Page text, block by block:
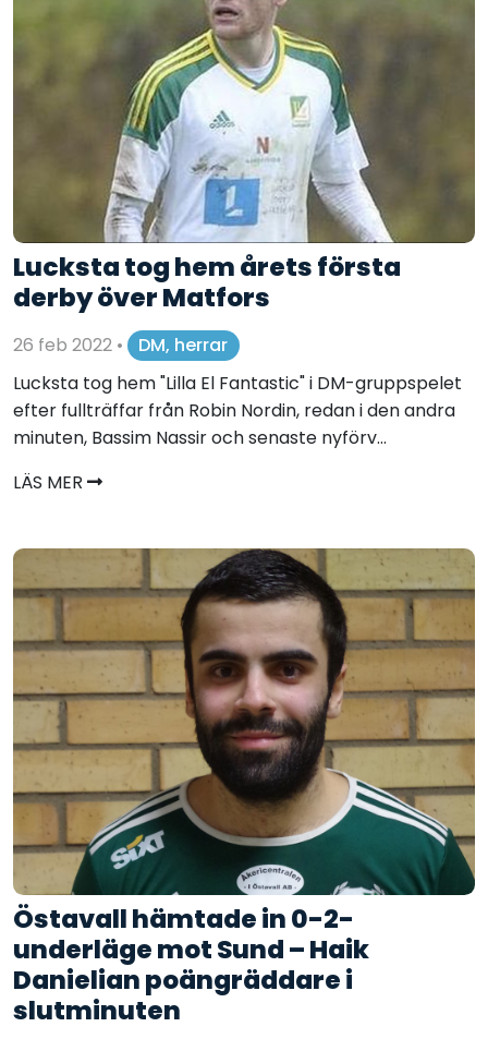
Lucksta tog hem årets första
derby över Matfors
26 feb 2022 •
DM, herrar
Lucksta tog hem "Lilla El Fantastic" i DM-gruppspelet
efter fullträffar från Robin Nordin, redan i den andra
minuten, Bassim Nassir och senaste nyförv...
LÄS MER
Östavall hämtade in 0-2-
underläge mot Sund – Haik
Danielian poängräddare i
slutminuten